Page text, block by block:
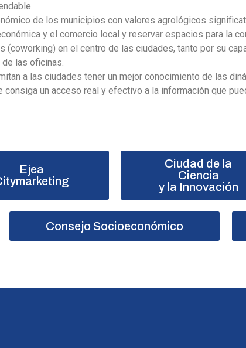
de los municipios con valores agrológicos
y el comercio local y reservar espacios para la
en el centro de las ciudades, tanto por su
las oficinas.
a las ciudades tener un mejor conocimiento de las
un acceso real y efectivo a la información que
Ejea
Ciudad de la
Ciencia
y la Innovación
Consejo Socioeconómico